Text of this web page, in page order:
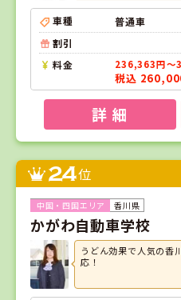
車種
普通車
割引
料金
236,363円～
税込
詳 細
24位
香川県
かがわ自動車学校
うどん効果で人気の香
応！